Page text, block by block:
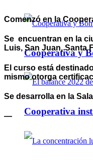
Cooperativa y
Cooperativa
Comenzó en la
Se encuentran en la
Luis, San Juan, Santa
El curso está
mismo otorga
Se desarrolla en la
—